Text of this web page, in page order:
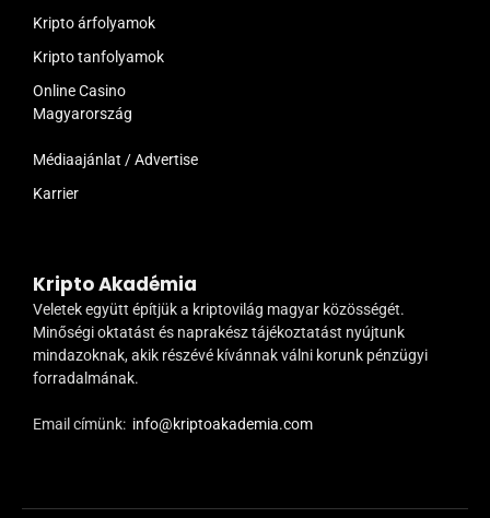
Kripto árfolyamok
Kripto tanfolyamok
Online Casino
Magyarország
Médiaajánlat / Advertise
Karrier
Kripto Akadémia
Veletek együtt építjük a kriptovilág magyar közösségét.
Minőségi oktatást és naprakész tájékoztatást nyújtunk
mindazoknak, akik részévé kívánnak válni korunk pénzügyi
forradalmának.
Email címünk: info@kriptoakademia.com